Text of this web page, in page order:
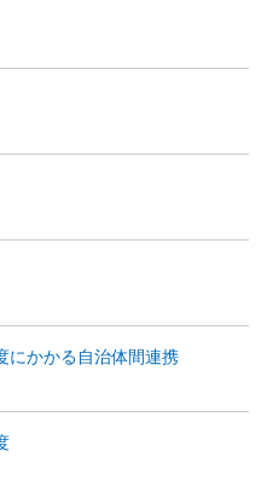
にかかる自治体間連携